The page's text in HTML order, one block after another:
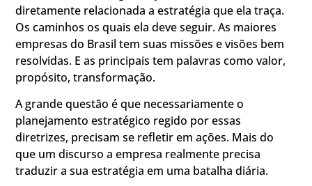
diretamente relacionada a estratégia que ela traça.
Os caminhos os quais ela deve seguir. As maiores
empresas do Brasil tem suas missões e visões bem
resolvidas. E as principais tem palavras como valor,
propósito, transformação.
A grande questão é que necessariamente o
planejamento estratégico regido por essas
diretrizes, precisam se refletir em ações. Mais do
que um discurso a empresa realmente precisa
traduzir a sua estratégia em uma batalha diária.